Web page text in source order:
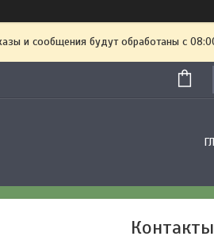
и сообщения будут обработаны с
Контакты